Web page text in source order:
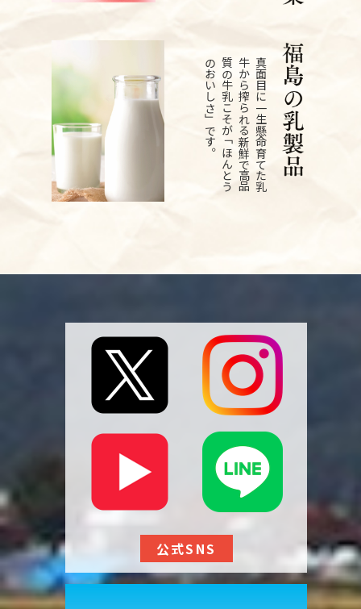
真
面
目
に
一
生
懸
命
育
て
た
乳
牛
か
ら
搾
ら
れ
る
新
鮮
で
高
品
質
の
牛
乳
こ
そ
が
「
ほ
ん
と
う
の
お
い
し
さ
」
で
す
。
公式SNS